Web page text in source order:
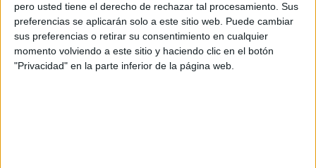
pero usted tiene el derecho de rechazar tal procesamiento. Sus
preferencias se aplicarán solo a este sitio web. Puede cambiar
sus preferencias o retirar su consentimiento en cualquier
momento volviendo a este sitio y haciendo clic en el botón
"Privacidad" en la parte inferior de la página web.
La Secretaría General del Tesoro y Política
Financiera comenzará a trabajar con Irismedia
después de la celebración del concurso público en
el que participaron varias agencias de medios,
como Arenamedia, Havas Media, Initiative,